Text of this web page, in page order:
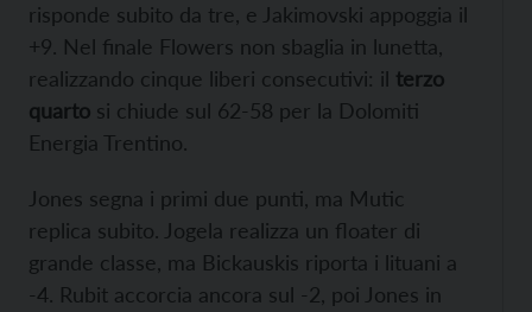
risponde subito da tre, e Jakimovski appoggia il
+9. Nel finale Flowers non sbaglia in lunetta,
realizzando cinque liberi consecutivi: il terzo
quarto si chiude sul 62-58 per la Dolomiti
Energia Trentino.
Jones segna i primi due punti, ma Mutic
replica subito. Jogela realizza un floater di
grande classe, ma Bickauskis riporta i lituani a
-4. Rubit accorcia ancora sul -2, poi Jones in